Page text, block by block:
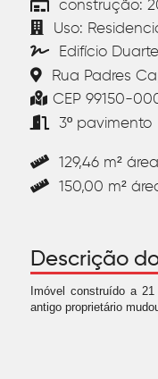
construção:
Uso:
Edifício Duarte
Rua Padres
CEP 99150-
3º pavimento
129,46 m²
150,00 m²
Descrição
Imóvel construído a 21
antigo proprietário